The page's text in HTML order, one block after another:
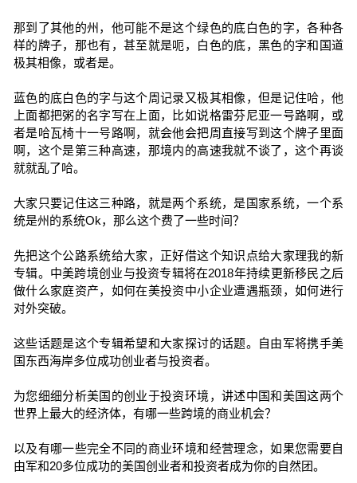
那到了其他的州，他可能不是这个绿色的底白色的字，各种各
样的牌子，那也有，甚至就是呃，白色的底，黑色的字和国道
极其相像，或者是。
蓝色的底白色的字与这个周记录又极其相像，但是记住哈，他
上面都把粥的名字写在上面，比如说格雷芬尼亚一号路啊，或
者是哈瓦椅十一号路啊，就会他会把周直接写到这个牌子里面
啊，这个是第三种高速，那境内的高速我就不谈了，这个再谈
就就乱了哈。
大家只要记住这三种路，就是两个系统，是国家系统，一个系
统是州的系统Ok，那么这个费了一些时间？
先把这个公路系统给大家，正好借这个知识点给大家理我的新
专辑。中美跨境创业与投资专辑将在2018年持续更新移民之后
做什么家庭资产，如何在美投资中小企业遭遇瓶颈，如何进行
对外突破。
这些话题是这个专辑希望和大家探讨的话题。自由军将携手美
国东西海岸多位成功创业者与投资者。
为您细细分析美国的创业于投资环境，讲述中国和美国这两个
世界上最大的经济体，有哪一些跨境的商业机会？
以及有哪一些完全不同的商业环境和经营理念，如果您需要自
由军和20多位成功的美国创业者和投资者成为你的自然团。